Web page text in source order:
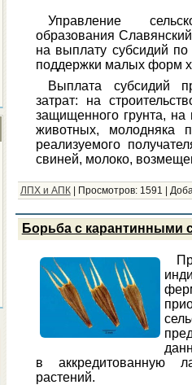
Управление
образования
на выплату субсидий
поддержки малых форм
Выплата субсидий
затрат: на
защищенного грунта,
животных, молодняка
реализуемого
свиней, молоко,
ЛПХ и АПК| Просмотров: 1591
Борьба с карантинными
в аккредитованную
растений.